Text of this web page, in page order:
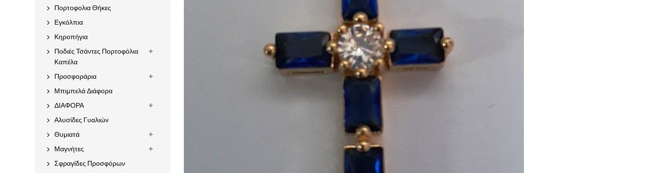
Πορτοφολια Θήκες
Εγκόλπια
Κηροπήγια
Ποδιές Τσάντες Πορτοφόλια
Καπέλα
Προσφοράρια
Μπιμπελά Διάφορα
ΔΙΑΦΟΡΑ
Αλυσίδες Γυαλιών
Θυμιατά
Μαγνήτες
Σφραγίδες Προσφόρων